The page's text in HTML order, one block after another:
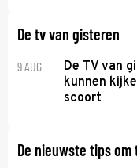
De tv van gisteren
9 AUG
De TV van
kunnen
scoort
De nieuwste tips